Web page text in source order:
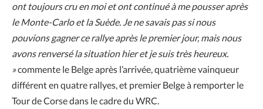
ont toujours cru en moi et ont continué à me pousser après
le Monte-Carlo et la Suède. Je ne savais pas si nous
pouvions gagner ce rallye après le premier jour, mais nous
avons renversé la situation hier et je suis très heureux.
»commente le Belge après l’arrivée, quatrième vainqueur
différent en quatre rallyes, et premier Belge à remporter le
Tour de Corse dans le cadre du WRC.